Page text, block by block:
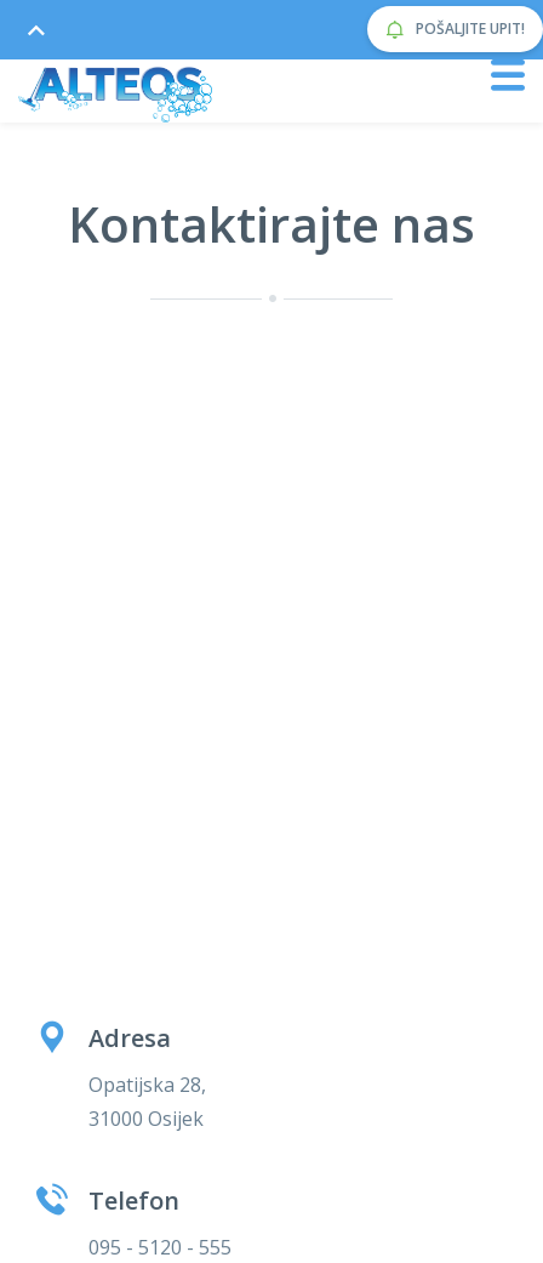
POŠALJITE UPIT!
Kontaktirajte nas
Adresa
Opatijska 28,
31000 Osijek
Telefon
095 - 5120 - 555